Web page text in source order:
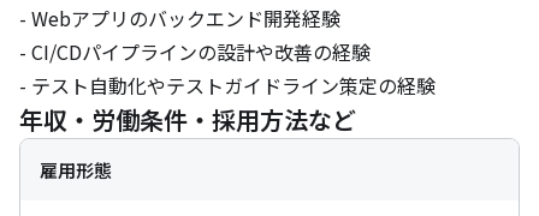
- Webアプリのバックエンド開発経験
- CI/CDパイプラインの設計や改善の経験
- テスト自動化やテストガイドライン策定の経験
年収・労働条件・採用方法など
雇用形態